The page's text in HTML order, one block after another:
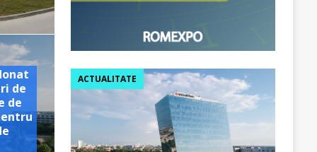
de
de
ACTUALITATE